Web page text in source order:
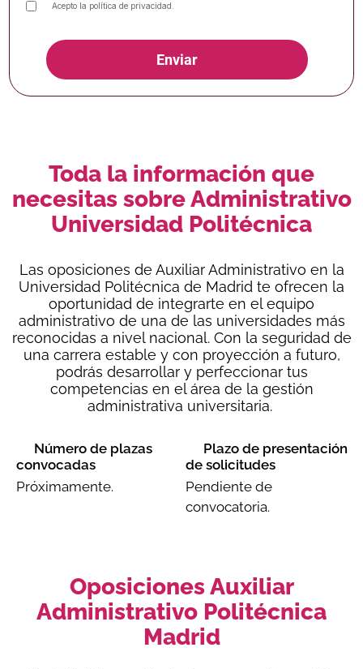
Acepto la política de privacidad
Enviar
Toda la información que
necesitas sobre Administrativo
Universidad Politécnica
Las oposiciones de Auxiliar Administrativo en la
Universidad Politécnica de Madrid te ofrecen la
oportunidad de integrarte en el equipo
administrativo de una de las universidades más
reconocidas a nivel nacional. Con la seguridad de
una carrera estable y con proyección a futuro,
podrás desarrollar y perfeccionar tus
competencias en el área de la gestión
administrativa universitaria.
Número de plazas
convocadas
Próximamente.
Plazo de presentación
de solicitudes
Pendiente de
convocatoria.
Oposiciones Auxiliar
Administrativo Politécnica
Madrid